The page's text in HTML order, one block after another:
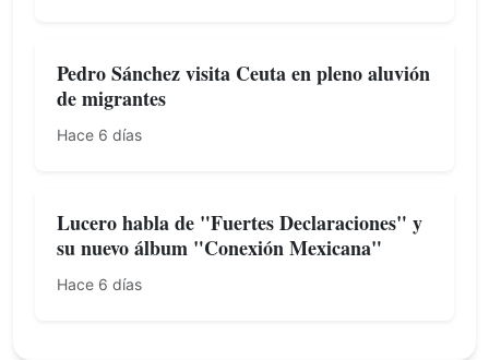
Pedro Sánchez visita Ceuta en pleno aluvión
de migrantes
Hace 6 días
Lucero habla de "Fuertes Declaraciones" y
su nuevo álbum "Conexión Mexicana"
Hace 6 días